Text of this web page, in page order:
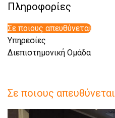
Πληροφορίες
Σε ποιους απευθύνεται
Υπηρεσίες
Διεπιστημονική Ομάδα
Σε ποιους απευθύνεται